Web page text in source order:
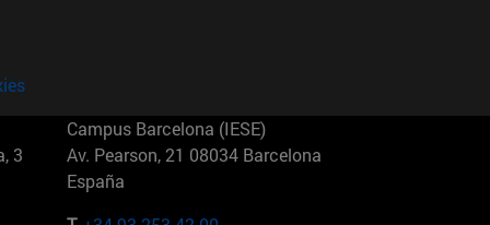
3
Campus Barcelona (IESE)
Av. Pearson, 21 08034 Barcelona
España